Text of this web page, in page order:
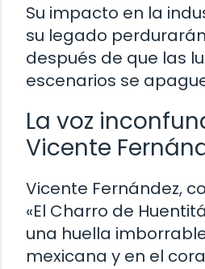
Su impacto en la
su legado
después de que las
escenarios se
La voz
Vicente
Vicente Fernández,
«El Charro de
una huella
mexicana y en el